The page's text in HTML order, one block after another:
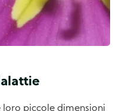
loro piccole dimensioni